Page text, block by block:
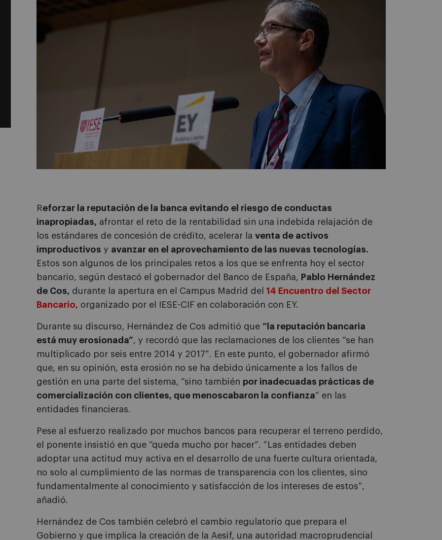
Reforzar la reputación de la banca evitando el riesgo de conductas
inapropiadas, afrontar el reto de la rentabilidad sin una indebida relajación de
los estándares de concesión de crédito, acelerar la venta de activos
improductivos y avanzar en el aprovechamiento de las nuevas tecnologías.
Estos son algunos de los principales retos a los que se enfrenta hoy el sector
bancario, según destacó el gobernador del Banco de España, Pablo Hernández
de Cos, durante la apertura en el Campus Madrid del 14 Encuentro del Sector
Bancario, organizado por el IESE-CIF en colaboración con EY.
Durante su discurso, Hernández de Cos admitió que “la reputación bancaria
está muy erosionada”, y recordó que las reclamaciones de los clientes “se han
multiplicado por seis entre 2014 y 2017”. En este punto, el gobernador afirmó
que, en su opinión, esta erosión no se ha debido únicamente a los fallos de
gestión en una parte del sistema, “sino también por inadecuadas prácticas de
comercialización con clientes, que menoscabaron la confianza” en las
entidades financieras.
Pese al esfuerzo realizado por muchos bancos para recuperar el terreno perdido,
el ponente insistió en que “queda mucho por hacer”. “Las entidades deben
adoptar una actitud muy activa en el desarrollo de una fuerte cultura orientada,
no solo al cumplimiento de las normas de transparencia con los clientes, sino
fundamentalmente al conocimiento y satisfacción de los intereses de estos”,
añadió.
Hernández de Cos también celebró el cambio regulatorio que prepara el
Gobierno y que implica la creación de la Aesif, una autoridad macroprudencial